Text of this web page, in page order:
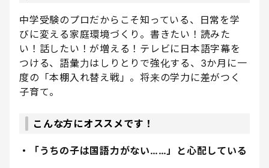
中学受験のプロだからこそ知っている、日常を学
びに変える家庭環境づくり。書きたい！読みた
い！話したい！が増える！テレビに日本語字幕を
つける、語彙力はしりとりで強化する、3か月に一
度の「本棚入れ替え戦」。将来の学力に差がつく
子育て。
こんな方にオススメです！
・「うちの子は国語力がない……」と心配している